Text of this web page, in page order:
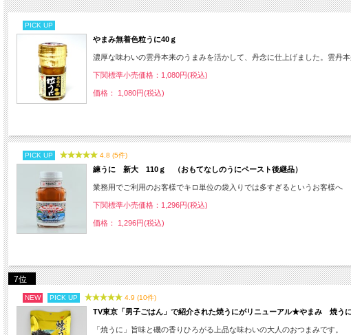
PICK UP
やまみ無着色粒うに40ｇ
濃厚な味わいの雲丹本来のうまみを活かして、丹念に仕上げました。雲丹
下関標準小売価格：1,080円(税込)
価格： 1,080円(税込)
PICK UP 4.8 (5件)
練うに 新大 110ｇ （おもてなしのうにペースト後継品）
業務用でご利用のお客様でキロ単位の袋入りでは多すぎるというお客様へ
下関標準小売価格：1,296円(税込)
価格： 1,296円(税込)
7位
NEW PICK UP 4.9 (10件)
TV東京「男子ごはん」で紹介された焼うにがリニューアル★やまみ 焼う
「焼うに」旨味と磯の香りひろがる上品な味わいの大人のおつまみです。